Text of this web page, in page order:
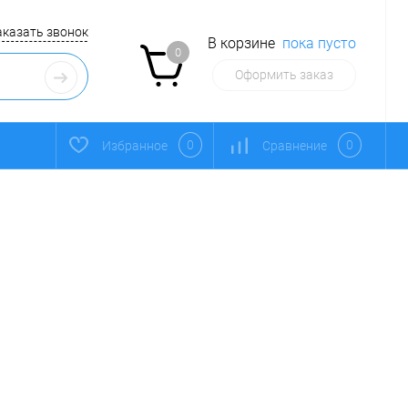
звонок
0
В корзине пока пусто
Оформить заказ
Избранное 0 Сравнение 0